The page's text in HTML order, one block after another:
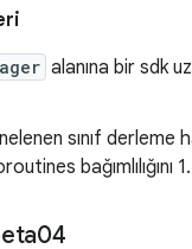
alanına bir sdk
sınıf derleme
bağımlılığını